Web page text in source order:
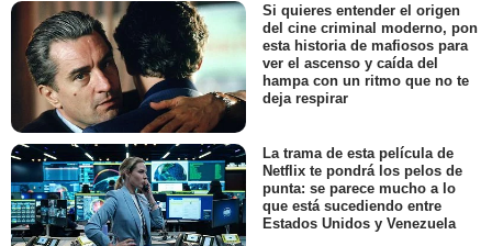
Si quieres entender el origen
del cine criminal moderno, pon
esta historia de mafiosos para
ver el ascenso y caída del
hampa con un ritmo que no te
deja respirar
La trama de esta película de
Netflix te pondrá los pelos de
punta: se parece mucho a lo
que está sucediendo entre
Estados Unidos y Venezuela